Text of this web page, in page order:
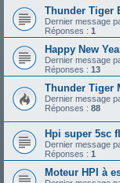
Thunder Tiger
Dernier message
Réponses : 1
Happy New
Dernier message
Réponses : 13
Thunder Tiger
Dernier message
Réponses : 88
Hpi super 5sc
Dernier message
Réponses : 1
Moteur HPI à